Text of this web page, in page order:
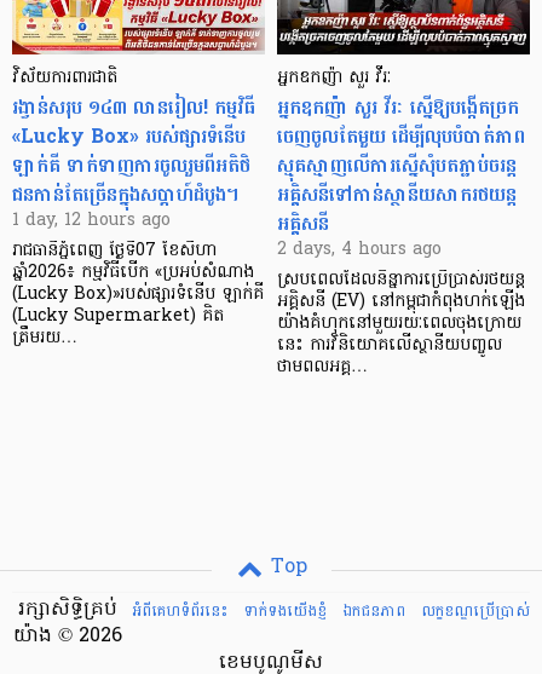
វិស័យការពារជាតិ
រង្វាន់សរុប ១៤៣ លានរៀល! កម្មវិធី
«Lucky Box» របស់ផ្សារទំនើប
ឡាក់គី ទាក់ទាញការចូលរួមពីអតិថិ
ជនកាន់តែច្រើនក្នុងសប្តាហ៍ដំបូង។
1 day, 12 hours ago
រាជធានីភ្នំពេញ ថ្ងៃទី07 ខែសីហា
ឆ្នាំ2026៖ កម្មវិធីបើក «ប្រអប់សំណាង
(Lucky Box)»របស់ផ្សារទំនើប ឡាក់គី
(Lucky Supermarket) គិត
ត្រឹមរយ…
អ្នកឧកញ៉ា សួរ វីរៈ
អ្នកឧកញ៉ា សួរ វីរៈ ស្នើឱ្យបង្កើតច្រក
ចេញចូលតែមួយ ដើម្បីលុបបំបាត់ភាព
ស្មុគស្មាញលើការស្នើសុំបតភ្ជាប់ចរន្ត
អគ្គិសនីទៅកាន់ស្ថានីយសាករថយន្ត
អគ្គិសនី
2 days, 4 hours ago
ស្របពេលដែលនិន្នាការប្រើប្រាស់រថយន្ត
អគ្គិសនី (EV) នៅកម្ពុជាកំពុងហក់ឡើង
យ៉ាងគំហុកនៅមួយរយៈពេលចុងក្រោយ
នេះ ការវិនិយោគលើស្ថានីយបញ្ចូល
ថាមពលអគ្គ…
Top
អំពីគេហទំព័រនេះ
ទាក់ទងយើងខ្ញំ ឯកជនភាព លក្ខខណ្ឌ​ប្រើ​ប្រាស់
រក្សាសិទ្ធិគ្រប់
យ៉ាង © 2026
ខេមបូណូមីស